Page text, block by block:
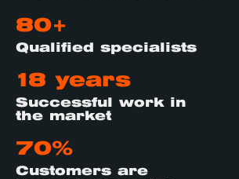
80+
Qualified specialists
18 years
Successful work in
the market
70%
Customers are